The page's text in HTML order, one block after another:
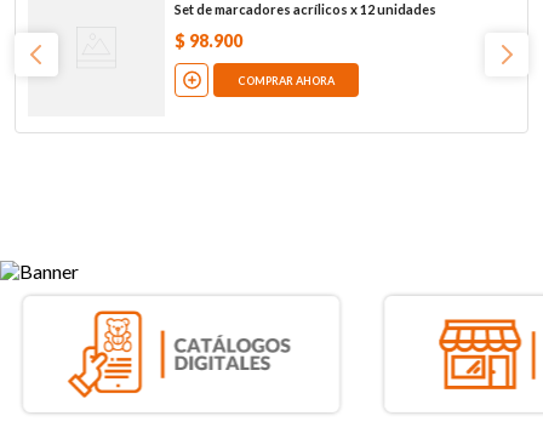
Set de marcadores acrílicos x 12 unidades
$ 98.900
COMPRAR AHORA